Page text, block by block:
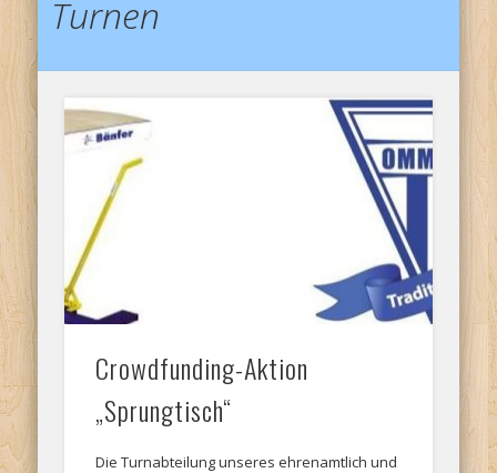
Turnen
Crowdfunding-Aktion
„Sprungtisch“
Die Turnabteilung unseres ehrenamtlich und